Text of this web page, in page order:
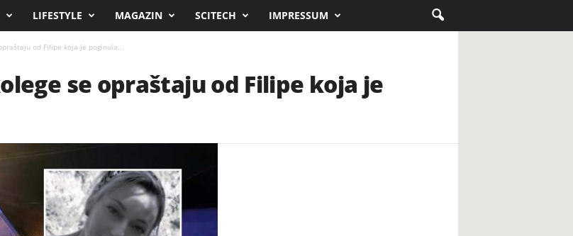
LIFESTYLE MAGAZIN SCITECH IMPRESSUM
od Filipe koja je poginula...
se opraštaju od Filipe koja je